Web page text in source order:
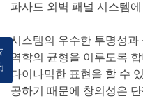
파사드 외벽 패널 시스템
시스템의 우수한 투명성과
역학의 균형을 이루도록
다이나믹한 표현을 할 수
공하기 때문에 창의성은